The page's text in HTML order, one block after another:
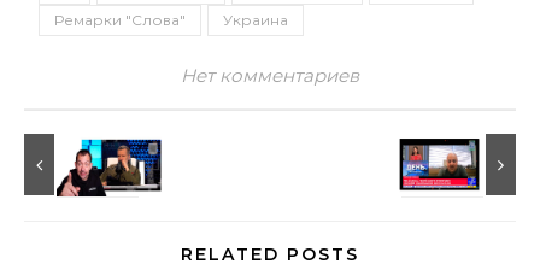
Ремарки "Слова"
Украина
Нет комментариев
RELATED POSTS